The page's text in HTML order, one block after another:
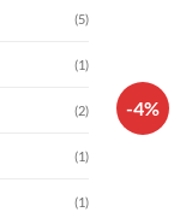
(5)
(1)
(2)
(1)
(1)
-4%